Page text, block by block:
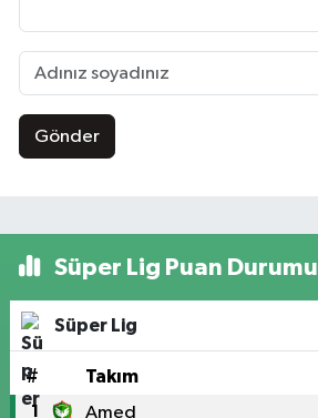
Gönder
Süper Lig Puan Durumu
Süper Lig
# Takım
1 Amed